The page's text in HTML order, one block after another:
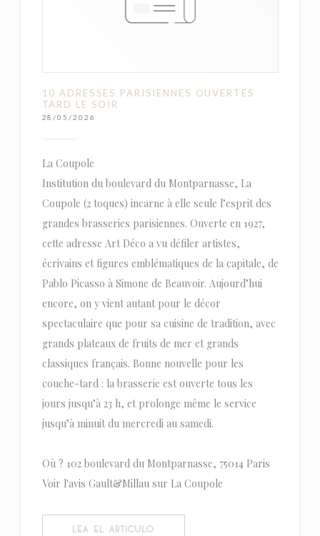
10 ADRESSES PARISIENNES OUVERTES
TARD LE SOIR
28/05/2026
La Coupole
Institution du boulevard du Montparnasse, La
Coupole (2 toques) incarne à elle seule l’esprit des
grandes brasseries parisiennes. Ouverte en 1927,
cette adresse Art Déco a vu défiler artistes,
écrivains et figures emblématiques de la capitale, de
Pablo Picasso à Simone de Beauvoir. Aujourd’hui
encore, on y vient autant pour le décor
spectaculaire que pour sa cuisine de tradition, avec
grands plateaux de fruits de mer et grands
classiques français. Bonne nouvelle pour les
couche-tard : la brasserie est ouverte tous les
jours jusqu’à 23 h, et prolonge même le service
jusqu’à minuit du mercredi au samedi.
Où ? 102 boulevard du Montparnasse, 75014 Paris
Voir l'avis Gault&Millau sur La Coupole
LEA EL ARTICULO